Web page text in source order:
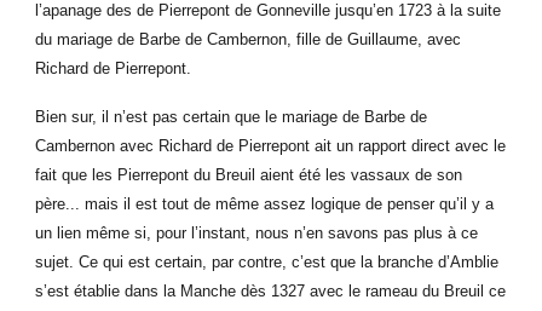
l’apanage des de Pierrepont de Gonneville jusqu’en 1723 à la suite
du mariage de Barbe de Cambernon, fille de Guillaume, avec
Richard de Pierrepont.
Bien sur, il n’est pas certain que le mariage de Barbe de
Cambernon avec Richard de Pierrepont ait un rapport direct avec le
fait que les Pierrepont du Breuil aient été les vassaux de son
père... mais il est tout de même assez logique de penser qu’il y a
un lien même si, pour l’instant, nous n’en savons pas plus à ce
sujet. Ce qui est certain, par contre, c’est que la branche d’Amblie
s’est établie dans la Manche dès 1327 avec le rameau du Breuil ce